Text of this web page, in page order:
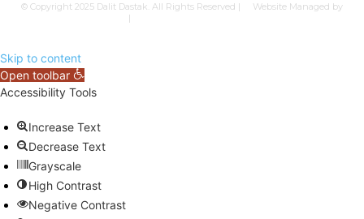
© Copyright 2025 Dalit Dastak. All Rights Reserved | Website Managed by
|
Skip to content
Open toolbar
Accessibility Tools
Increase Text
Decrease Text
Grayscale
High Contrast
Negative Contrast